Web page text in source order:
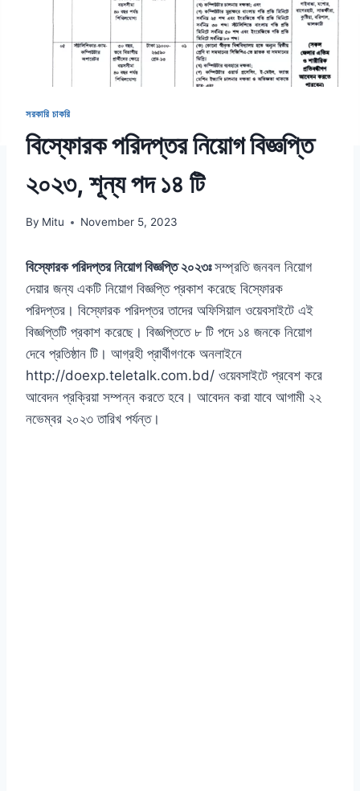
সরকারি চাকরি
বিস্ফোরক পরিদপ্তর নিয়োগ বিজ্ঞপ্তি
২০২৩, শূন্য পদ ১৪ টি
By Mitu November 5, 2023
বিস্ফোরক পরিদপ্তর নিয়োগ বিজ্ঞপ্তি ২০২৩ঃসম্প্রতি জনবল নিয়োগ
দেয়ার জন্য একটি নিয়োগ বিজ্ঞপ্তি প্রকাশ করেছে বিস্ফোরক
পরিদপ্তর। বিস্ফোরক পরিদপ্তর তাদের অফিসিয়াল ওয়েবসাইটে এই
বিজ্ঞপ্তিটি প্রকাশ করেছে। বিজ্ঞপ্তিতে ৮ টি পদে ১৪ জনকে নিয়োগ
দেবে প্রতিষ্ঠান টি। আগ্রহী প্রার্থীগণকে অনলাইনে
http://doexp.teletalk.com.bd/ ওয়েবসাইটে প্রবেশ করে
আবেদন প্রক্রিয়া সম্পন্ন করতে হবে। আবেদন করা যাবে আগামী ২২
নভেম্বর ২০২৩ তারিখ পর্যন্ত।